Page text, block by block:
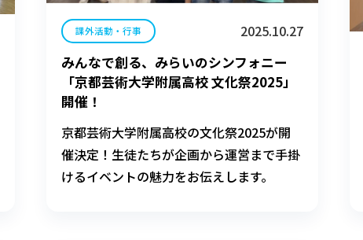
課外活動・行事
2025.10.27
みんなで創る、みらいのシンフォニー
「京都芸術大学附属高校 文化祭2025」
開催！
京都芸術大学附属高校の文化祭2025が開
催決定！生徒たちが企画から運営まで手掛
けるイベントの魅力をお伝えします。